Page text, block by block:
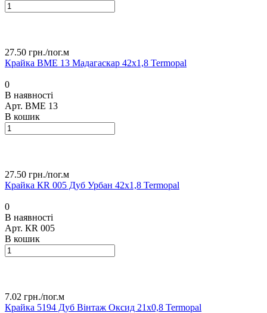
27.50 грн./пог.м
Крайка ВМЕ 13 Мадагаскар 42х1,8 Termopal
0
В наявності
Арт. ВМЕ 13
В кошик
27.50 грн./пог.м
Крайка КR 005 Дуб Урбан 42х1,8 Termopal
0
В наявності
Арт. КR 005
В кошик
7.02 грн./пог.м
Крайка 5194 Дуб Вінтаж Оксид 21х0,8 Termopal